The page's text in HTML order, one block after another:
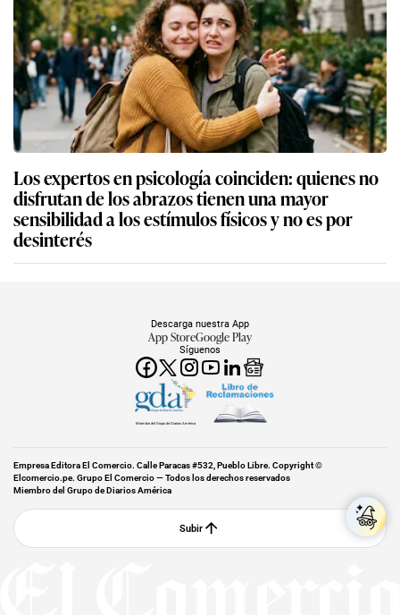
Los expertos en psicología coinciden: quienes no
disfrutan de los abrazos tienen una mayor
sensibilidad a los estímulos físicos y no es por
desinterés
Síguenos
Descarga nuestra App
App StoreGoogle Play
Miembro del Grupo de Diarios América
Empresa Editora El Comercio. Calle Paracas #532, Pueblo Libre. Copyright ©
Elcomercio.pe. Grupo El Comercio — Todos los derechos reservados
Miembro del Grupo de Diarios América
Subir